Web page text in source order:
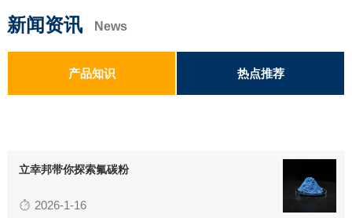
PVDF固体氟碳涂料
超细氟碳粉
烤瓷粉
耐候粉
漫反射粉
E T F E(铁氟龙粉)
产品知识
新闻资讯 News
产品知识 热点推荐
立幸邦带你探索氟碳粉
2026-1-16